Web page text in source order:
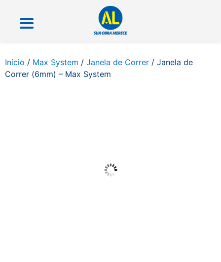
Início / Max System / Janela de Correr / Janela de
Correr (6mm) – Max System